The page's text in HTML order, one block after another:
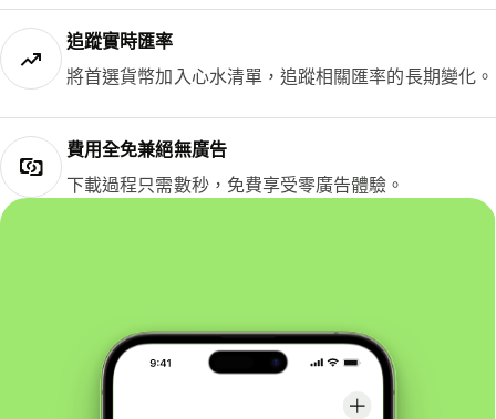
追蹤實時匯率
將首選貨幣加入心水清單，追蹤相關匯率的長期變化。
費用全免兼絕無廣告
下載過程只需數秒，免費享受零廣告體驗。